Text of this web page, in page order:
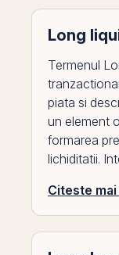
Long
Termenul
piata si
un element
formarea
lichiditatii.
Citeste